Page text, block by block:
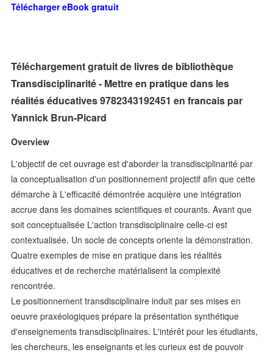
Télécharger eBook gratuit
Téléchargement gratuit de livres de bibliothèque
Transdisciplinarité - Mettre en pratique dans les
réalités éducatives 9782343192451 en francais par
Yannick Brun-Picard
Overview
L'objectif de cet ouvrage est d'aborder la transdisciplinarité par
la conceptualisation d'un positionnement projectif afin que cette
démarche à L'efficacité démontrée acquière une intégration
accrue dans les domaines scientifiques et courants. Avant que
soit conceptualisée L'action transdisciplinaire celle-ci est
contextualisée. Un socle de concepts oriente la démonstration.
Quatre exemples de mise en pratique dans les réalités
éducatives et de recherche matérialisent la complexité
rencontrée.
Le positionnement transdisciplinaire induit par ses mises en
oeuvre praxéologiques prépare la présentation synthétique
d'enseignements transdisciplinaires. L'intérêt pour les étudiants,
les chercheurs, les enseignants et les curieux est de pouvoir